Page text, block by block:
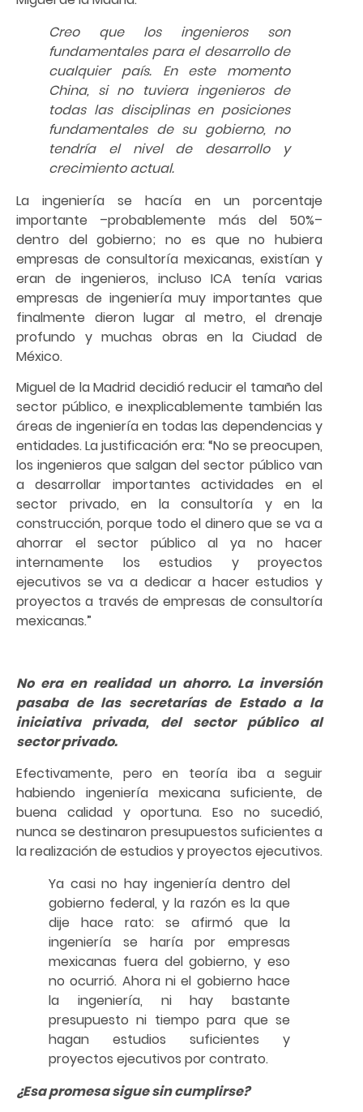
Creo que los ingenieros son
fundamentales para el desarrollo de
cualquier país. En este momento
China, si no tuviera ingenieros de
todas las disciplinas en posiciones
fundamentales de su gobierno, no
tendría el nivel de desarrollo y
crecimiento actual.
La ingeniería se hacía en un porcentaje
importante –probablemente más del 50%–
dentro del gobierno; no es que no hubiera
empresas de consultoría mexicanas, existían y
eran de ingenieros, incluso ICA tenía varias
empresas de ingeniería muy importantes que
finalmente dieron lugar al metro, el drenaje
profundo y muchas obras en la Ciudad de
México.
Miguel de la Madrid decidió reducir el tamaño del
sector público, e inexplicablemente también las
áreas de ingeniería en todas las dependencias y
entidades. La justificación era: “No se preocupen,
los ingenieros que salgan del sector público van
a desarrollar importantes actividades en el
sector privado, en la consultoría y en la
construcción, porque todo el dinero que se va a
ahorrar el sector público al ya no hacer
internamente los estudios y proyectos
ejecutivos se va a dedicar a hacer estudios y
proyectos a través de empresas de consultoría
mexicanas.”
No era en realidad un ahorro. La inversión
pasaba de las secretarías de Estado a la
iniciativa privada, del sector público al
sector privado.
Efectivamente, pero en teoría iba a seguir
habiendo ingeniería mexicana suficiente, de
buena calidad y oportuna. Eso no sucedió,
nunca se destinaron presupuestos suficientes a
la realización de estudios y proyectos ejecutivos.
Ya casi no hay ingeniería dentro del
gobierno federal, y la razón es la que
dije hace rato: se afirmó que la
ingeniería se haría por empresas
mexicanas fuera del gobierno, y eso
no ocurrió. Ahora ni el gobierno hace
la ingeniería, ni hay bastante
presupuesto ni tiempo para que se
hagan estudios suficientes y
proyectos ejecutivos por contrato.
¿Esa promesa sigue sin cumplirse?